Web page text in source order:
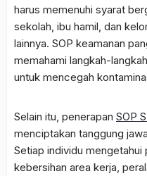
harus memenuhi syarat
sekolah, ibu hamil, dan
lainnya. SOP keamanan
memahami langkah-
untuk mencegah
Selain itu, penerapan SOP
menciptakan tanggung
Setiap individu mengetahui
kebersihan area kerja,